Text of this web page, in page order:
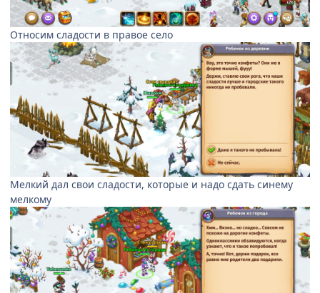
Относим сладости в правое село
Мелкий дал свои сладости, которые и надо сдать синему
мелкому